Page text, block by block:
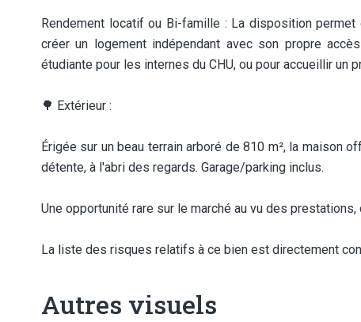
Rendement locatif ou Bi-famille : La disposition
créer un logement indépendant avec son propre
étudiante pour les internes du CHU, ou pour accueillir un
🌳 Extérieur :
Érigée sur un beau terrain arboré de 810 m², la maison
détente, à l'abri des regards. Garage/parking inclus.
Une opportunité rare sur le marché au vu des
La liste des risques relatifs à ce bien est directement
Autres visuels